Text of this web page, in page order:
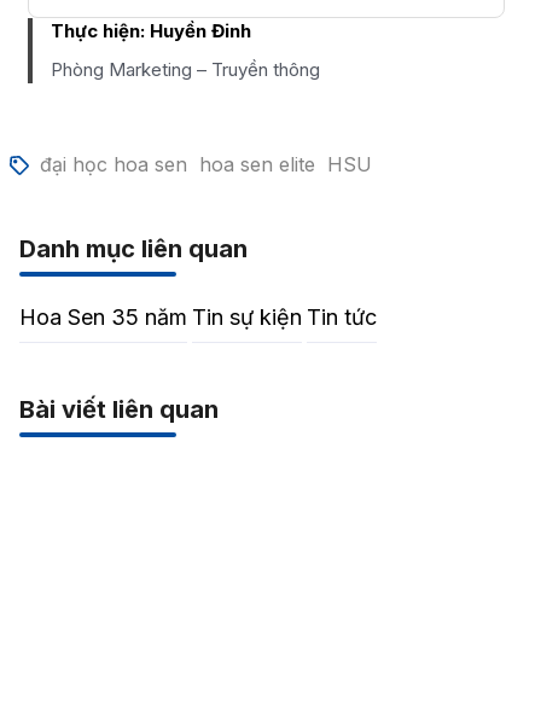
Thực hiện: Huyền Đinh
Phòng Marketing – Truyền thông
đại học hoa sen hoa sen elite HSU
Danh mục liên quan
Hoa Sen 35 năm Tin sự kiện Tin tức
Bài viết liên quan